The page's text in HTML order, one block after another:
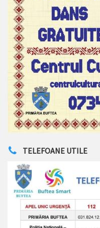
TELEFOANE UTILE